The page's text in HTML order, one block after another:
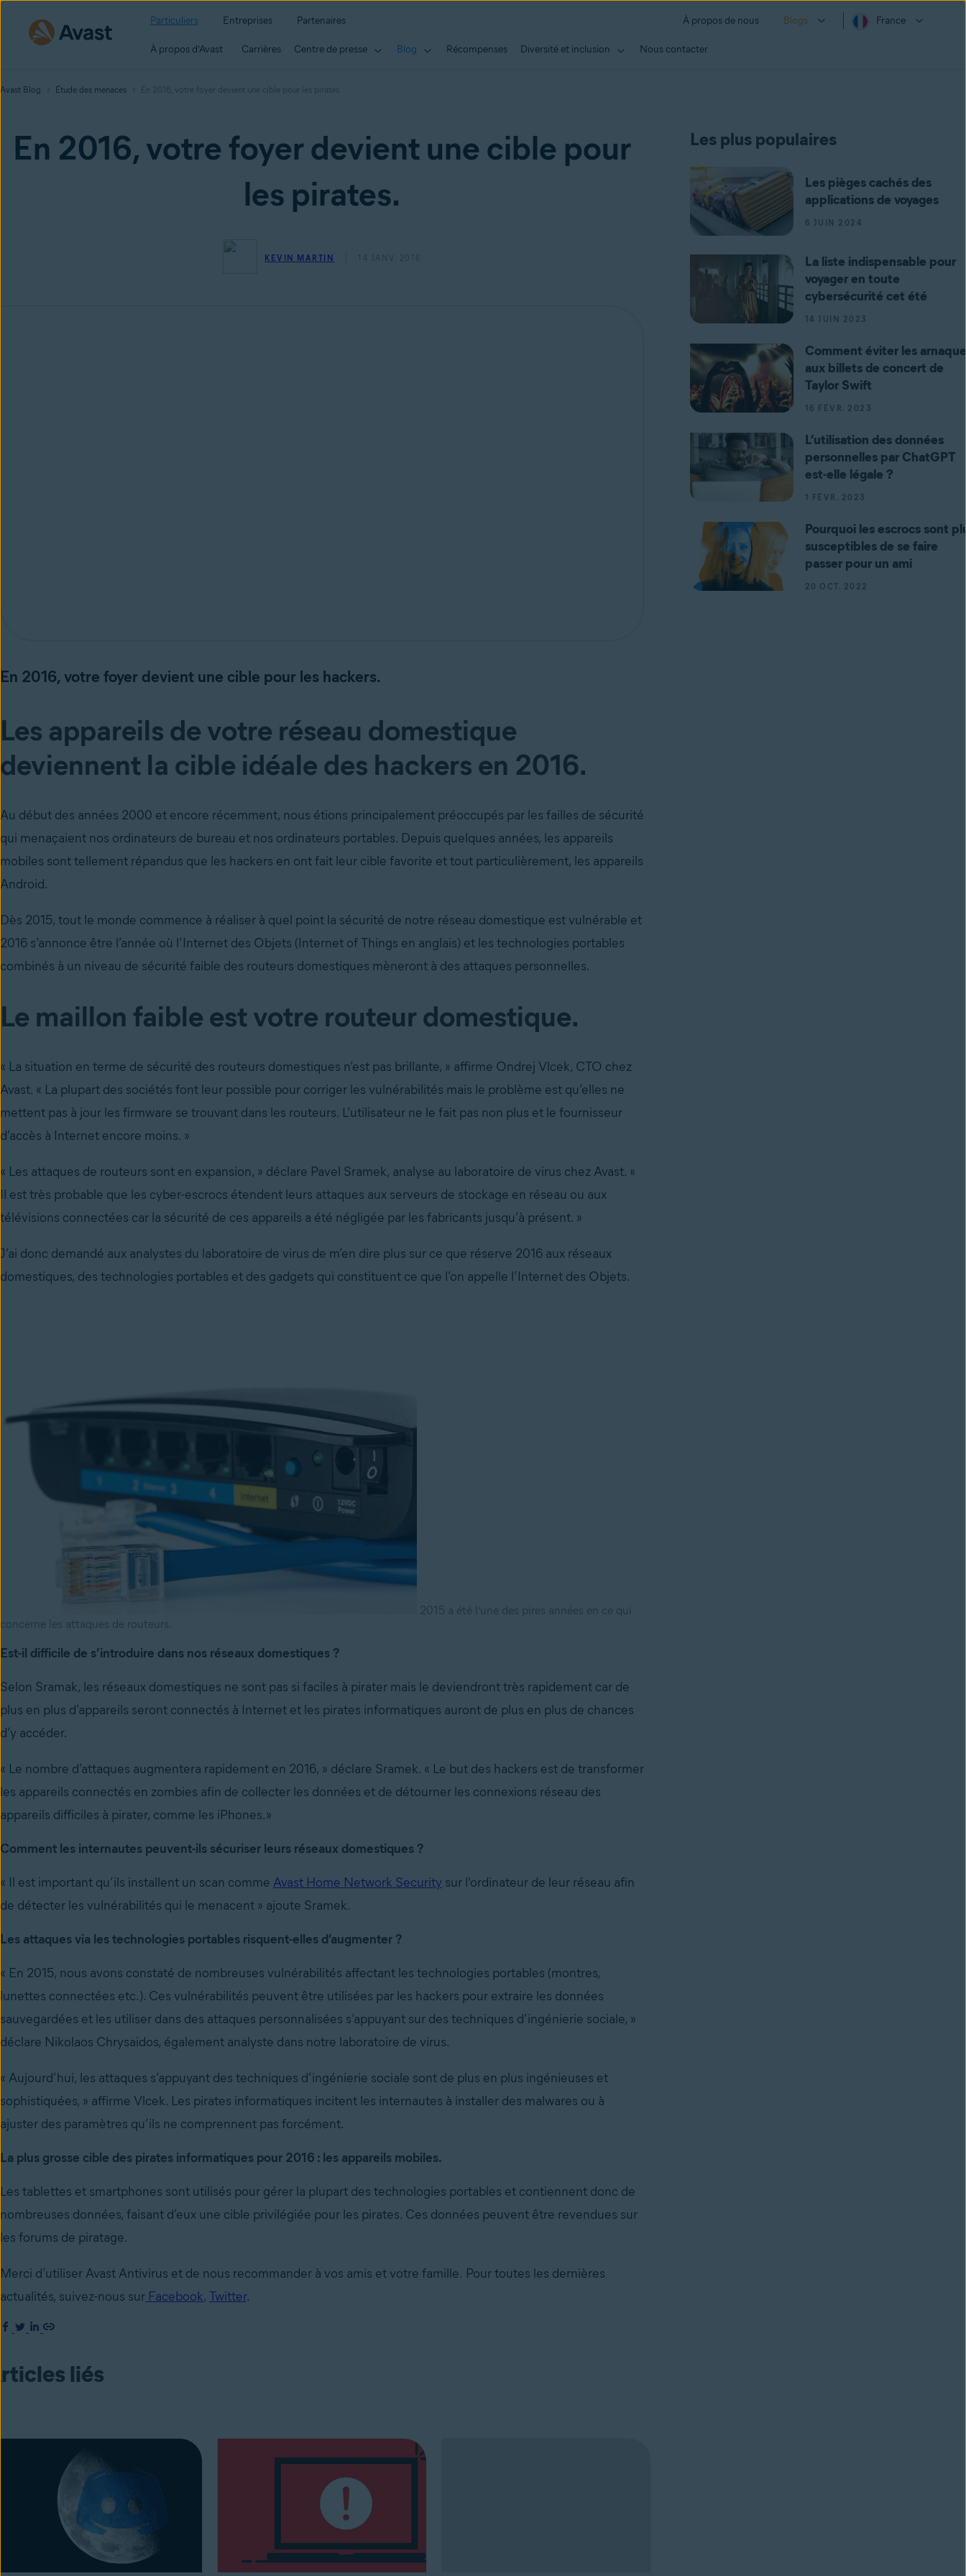
Particuliers Entreprises Partenaires À propos de nous Blogs France
À propos d’Avast Carrières Centre de presse Blog Récompenses Diversité et inclusion Nous contacter
Avast Blog Étude des menaces En 2016, votre foyer devient une cible pour les pirates.
En 2016, votre foyer devient une cible pour
les pirates.
KEVIN MARTIN 14 JANV. 2016
En 2016, votre foyer devient une cible pour les hackers.
Les appareils de votre réseau domestique
deviennent la cible idéale des hackers en 2016.
Au début des années 2000 et encore récemment, nous étions principalement préoccupés par les failles de sécurité
qui menaçaient nos ordinateurs de bureau et nos ordinateurs portables. Depuis quelques années, les appareils
mobiles sont tellement répandus que les hackers en ont fait leur cible favorite et tout particulièrement, les appareils
Android.
Dès 2015, tout le monde commence à réaliser à quel point la sécurité de notre réseau domestique est vulnérable et
2016 s’annonce être l’année où l’Internet des Objets (Internet of Things en anglais) et les technologies portables
combinés à un niveau de sécurité faible des routeurs domestiques mèneront à des attaques personnelles.
Le maillon faible est votre routeur domestique.
« La situation en terme de sécurité des routeurs domestiques n’est pas brillante, » affirme Ondrej Vlcek, CTO chez
Avast. « La plupart des sociétés font leur possible pour corriger les vulnérabilités mais le problème est qu’elles ne
mettent pas à jour les firmware se trouvant dans les routeurs. L’utilisateur ne le fait pas non plus et le fournisseur
d’accès à Internet encore moins. »
« Les attaques de routeurs sont en expansion, » déclare Pavel Sramek, analyse au laboratoire de virus chez Avast. «
Il est très probable que les cyber-escrocs étendent leurs attaques aux serveurs de stockage en réseau ou aux
télévisions connectées car la sécurité de ces appareils a été négligée par les fabricants jusqu’à présent. »
J’ai donc demandé aux analystes du laboratoire de virus de m’en dire plus sur ce que réserve 2016 aux réseaux
domestiques, des technologies portables et des gadgets qui constituent ce que l’on appelle l’Internet des Objets.
2015 a été l’une des pires années en ce qui
concerne les attaques de routeurs.
Est-il difficile de s’introduire dans nos réseaux domestiques ?
Selon Sramak, les réseaux domestiques ne sont pas si faciles à pirater mais le deviendront très rapidement car de
plus en plus d’appareils seront connectés à Internet et les pirates informatiques auront de plus en plus de chances
d’y accéder.
« Le nombre d’attaques augmentera rapidement en 2016, » déclare Sramek. « Le but des hackers est de transformer
les appareils connectés en zombies afin de collecter les données et de détourner les connexions réseau des
appareils difficiles à pirater, comme les iPhones.»
Comment les internautes peuvent-ils sécuriser leurs réseaux domestiques ?
« Il est important qu’ils installent un scan comme Avast Home Network Security sur l'ordinateur de leur réseau afin
de détecter les vulnérabilités qui le menacent » ajoute Sramek.
Les attaques via les technologies portables risquent-elles d’augmenter ?
« En 2015, nous avons constaté de nombreuses vulnérabilités affectant les technologies portables (montres,
lunettes connectées etc.). Ces vulnérabilités peuvent être utilisées par les hackers pour extraire les données
sauvegardées et les utiliser dans des attaques personnalisées s’appuyant sur des techniques d’ingénierie sociale, »
déclare Nikolaos Chrysaidos, également analyste dans notre laboratoire de virus.
« Aujourd’hui, les attaques s’appuyant des techniques d’ingénierie sociale sont de plus en plus ingénieuses et
sophistiquées, » affirme Vlcek. Les pirates informatiques incitent les internautes à installer des malwares ou à
ajuster des paramètres qu’ils ne comprennent pas forcément.
La plus grosse cible des pirates informatiques pour 2016 : les appareils mobiles.
Les tablettes et smartphones sont utilisés pour gérer la plupart des technologies portables et contiennent donc de
nombreuses données, faisant d’eux une cible privilégiée pour les pirates. Ces données peuvent être revendues sur
les forums de piratage.
Merci d’utiliser Avast Antivirus et de nous recommander à vos amis et votre famille. Pour toutes les dernières
actualités, suivez-nous sur Facebook, Twitter.
liés
Les plus populaires
Les pièges cachés des
applications de voyages
6 JUIN 2024
La liste indispensable pour
voyager en toute
cybersécurité cet été
14 JUIN 2023
Comment éviter les
aux billets de concert de
Taylor Swift
16 FÉVR. 2023
L’utilisation des données
personnelles par ChatGPT
est-elle légale ?
1 FÉVR. 2023
Pourquoi les escrocs sont
susceptibles de se faire
passer pour un ami
20 OCT. 2022